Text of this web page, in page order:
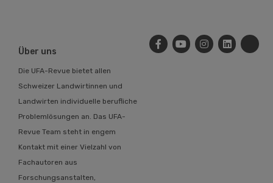
Über uns
Die UFA-Revue bietet allen
Schweizer Landwirtinnen und
Landwirten individuelle berufliche
Problemlösungen an. Das UFA-
Revue Team steht in engem
Kontakt mit einer Vielzahl von
Fachautoren aus
Forschungsanstalten,